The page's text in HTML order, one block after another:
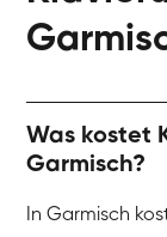
Was kostet
Garmisch?
In Garmisch